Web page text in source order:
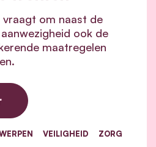
vraagt om naast de
ook de
maatregelen
VEILIGHEID ZORG